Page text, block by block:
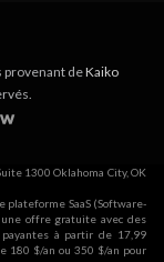
provenant deKaiko
1300 Oklahoma City, OK
plateforme SaaS (Software-
une offre gratuite avec des
à partir de 17,99
180 $/an ou 350 $/an pour